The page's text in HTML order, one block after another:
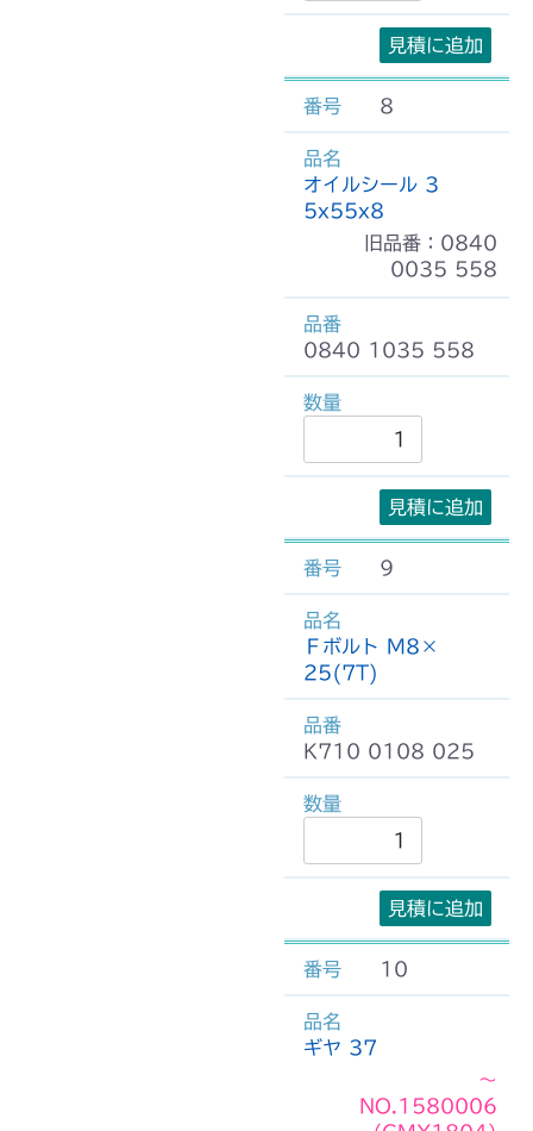
見積に追加
8
オイルシール 3
5x55x8
旧品番：0840
0035 558
0840 1035 558
見積に追加
9
Ｆボルト M8×
25(7T)
K710 0108 025
見積に追加
10
ギヤ 37
～
NO.1580006